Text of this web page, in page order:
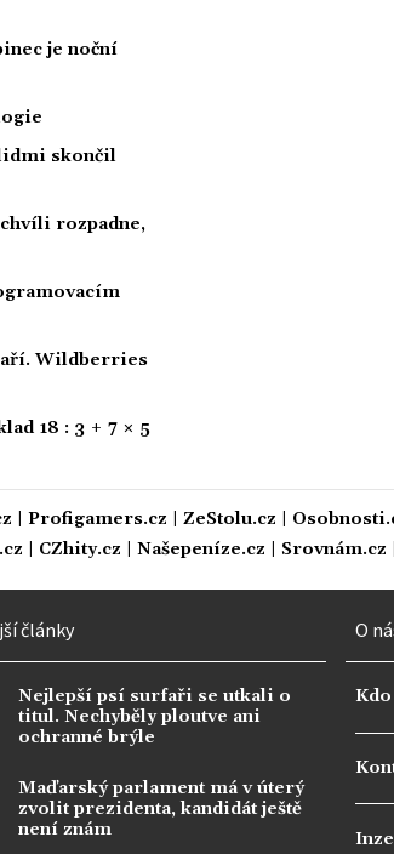
je noční
lidmi skončil
chvíli rozpadne,
Wildberries
18 : 3 + 7 × 5
Profigamers.cz ZeStolu.cz
CZhity.cz Našepeníze.cz Srovnám.cz
články
Nejlepší psí surfaři se utkali o
titul. Nechyběly ploutve ani
ochranné brýle
Maďarský parlament má v úterý
zvolit prezidenta, kandidát ještě
není znám
O